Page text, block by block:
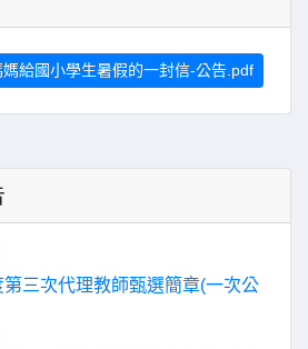
給國小學生暑假的一封信-公告.pdf
三次代理教師甄選簡章(一次公